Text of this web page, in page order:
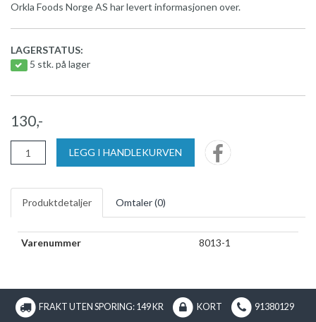
Orkla Foods Norge AS har levert informasjonen over.
LAGERSTATUS:
5 stk. på lager
130,-
LEGG I HANDLEKURVEN
Produktdetaljer Omtaler (0)
Varenummer 8013-1
FRAKT UTEN SPORING: 149 KR KORT 91380129